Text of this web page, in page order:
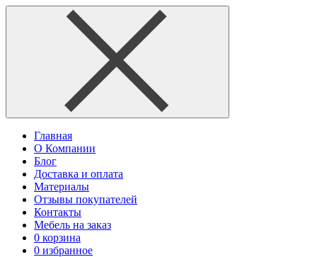
Главная
О Компании
Блог
Доставка и оплата
Материалы
Отзывы покупателей
Контакты
Мебель на заказ
0 корзина
0 избранное